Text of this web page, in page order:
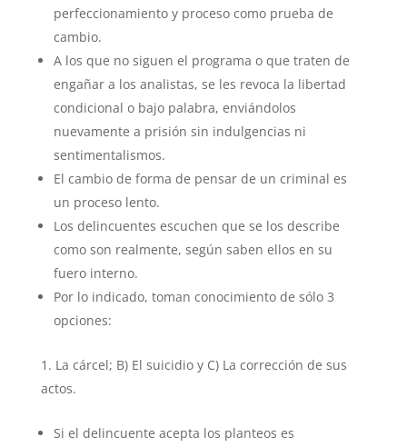
perfeccionamiento y proceso como prueba de
cambio.
A los que no siguen el programa o que traten de
engañar a los analistas, se les revoca la libertad
condicional o bajo palabra, enviándolos
nuevamente a prisión sin indulgencias ni
sentimentalismos.
El cambio de forma de pensar de un criminal es
un proceso lento.
Los delincuentes escuchen que se los describe
como son realmente, según saben ellos en su
fuero interno.
Por lo indicado, toman conocimiento de sólo 3
opciones:
La cárcel; B) El suicidio y C) La corrección de sus
actos.
Si el delincuente acepta los planteos es